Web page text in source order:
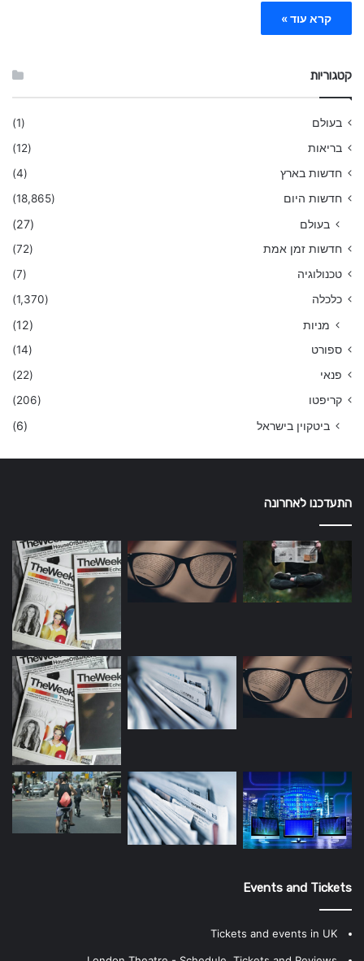
קרא עוד »
קטגוריות
בעולם
(1)
בריאות
(12)
חדשות בארץ
(4)
חדשות היום
(18,865)
בעולם (27)
חדשות זמן אמת
(72)
טכנולוגיה
(7)
כלכלה
(1,370)
מניות (12)
ספורט
(14)
פנאי
(22)
קריפטו
(206)
ביטקוין בישראל (6)
התעדכנו לאחרונה
Events and Tickets
Tickets and events in UK